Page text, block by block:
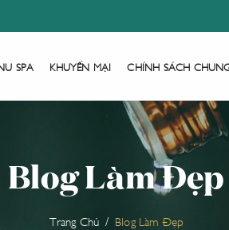
SPA KHUYẾN MẠI CHÍNH SÁCH
Blog Làm Đẹp
Trang Chủ Blog Làm Đẹp